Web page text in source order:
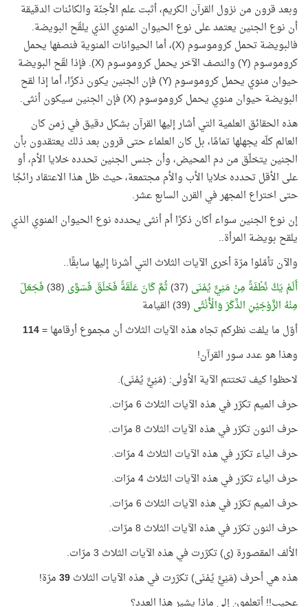
وبعد قرون من نزول القرآن الكريم، أثبت علم الأجنّة والكائنات الدقيقة
أن نوع الجنين يعتمد على نوع الحيوان المنوي الذي يلقّح البويضة.
فالبويضة تحمل كروموسوم (X)، أما الحيوانات المنوية فنصفها يحمل
كروموسوم (Y) والنصف الآخر يحمل كروموسوم (X). فإذا لقّح البويضة
حيوان منوي يحمل كروموسوم (Y) فإن الجنين يكون ذكرًا، أما إذا لقح
البويضة حيوان منوي يحمل كروموسوم (X) فإن الجنين سيكون أنثى.
هذه الحقائق العلمية التي أشار إليها القرآن بشكل دقيق في زمن كان
العالم كلّه يجهلها تمامًا، بل كان العلماء حتى قرون بعد ذلك يعتقدون بأن
الجنين يتخلّق من دم المحيض، وأن جنس الجنين تحدده خلايا الأم، أو
على الأقل تحدده خلايا الأب والأم مجتمعة، حيث ظل هذا الاعتقاد رائجًا
حتى اختراع المجهر في القرن السابع عشر.
إن نوع الجنين سواء أكان ذكرًا أم أنثى يحدده نوع الحيوان المنوي الذي
يلقح بويضة المرأة..
والآن تأمّلوا مرّة أخرى الآيات الثلاث التي أشرنا إليها سابقًا..
أَلَمْ يَكُ نُطْفَةً مِنْ مَنِيٍّ يُمْنَى (37) ثُمَّ كَانَ عَلَقَةً فَخَلَقَ فَسَوَّى (38)
فَجَعَلَ
مِنْهُ الزَّوْجَيْنِ الذَّكَرَ وَالْأُنْثَى (39) القيامة
أوّل ما يلفت نظركم تجاه هذه الآيات الثلاث أن مجموع أرقامها =114
وهذا هو عدد سور القرآن!
لاحظوا كيف تختتم الآية الأولى: (مَنِيٍّ يُمْنَى).
حرف الميم تكرّر في هذه الآيات الثلاث 6 مرّات.
حرف النون تكرّر في هذه الآيات الثلاث 8 مرّات.
حرف الياء تكرّر في هذه الآيات الثلاث 4 مرّات.
حرف الياء تكرّر في هذه الآيات الثلاث 4 مرّات.
حرف الميم تكرّر في هذه الآيات الثلاث 6 مرّات.
حرف النون تكرّر في هذه الآيات الثلاث 8 مرّات.
الألف المقصورة (ى) تكرّرت في هذه الآيات الثلاث 3 مرّات.
هذه هي أحرف (مَنِيٍّ يُمْنَى) تكرّرت في هذه الآيات الثلاث39مرّة!
عجيب!! أتعلمون إلى ماذا يشير هذا العدد؟